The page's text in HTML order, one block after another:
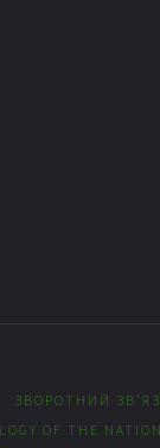
ЗВОРОТНИЙ
OF THE